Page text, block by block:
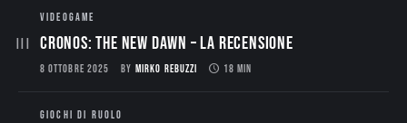
VIDEOGAME
CRONOS: THE NEW DAWN – La Recensione
8 OTTOBRE 2025 BY MIRKO REBUZZI 18 MIN
GIOCHI DI RUOLO